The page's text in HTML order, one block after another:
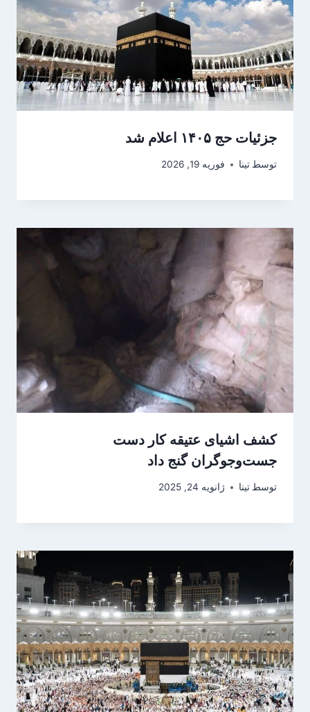
جزئیات حج ۱۴۰۵ اعلام شد
توسط تینا فوریه 19, 2026
کشف اشیای عتیقه کار دست
جست‌وجوگران گنج داد
توسط تینا ژانویه 24, 2025